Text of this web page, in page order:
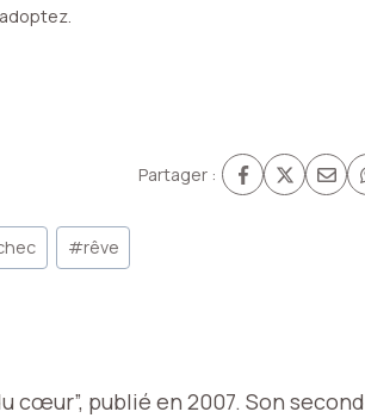
Partager :
#rêve
cœur”, publié en 2007. Son second